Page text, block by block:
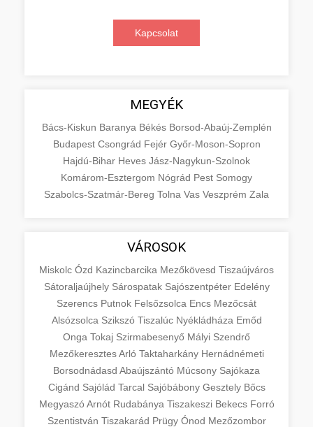
Kapcsolat
MEGYÉK
Bács-Kiskun Baranya Békés Borsod-Abaúj-Zemplén
Budapest Csongrád Fejér Győr-Moson-Sopron
Hajdú-Bihar Heves Jász-Nagykun-Szolnok
Komárom-Esztergom Nógrád Pest Somogy
Szabolcs-Szatmár-Bereg Tolna Vas Veszprém Zala
VÁROSOK
Miskolc Ózd Kazincbarcika Mezőkövesd Tiszaújváros
Sátoraljaújhely Sárospatak Sajószentpéter Edelény
Szerencs Putnok Felsőzsolca Encs Mezőcsát
Alsózsolca Szikszó Tiszalúc Nyékládháza Emőd
Onga Tokaj Szirmabesenyő Mályi Szendrő
MezőkeresztesArló Taktaharkány Hernádnémeti
Borsodnádasd Abaújszántó Múcsony Sajókaza
Cigánd Sajólád Tarcal Sajóbábony Gesztely Bőcs
MegyaszóArnót Rudabánya Tiszakeszi Bekecs Forró
Szentistván Tiszakarád Prügy Ónod Mezőzombor